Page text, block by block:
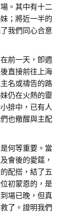
。其中有十二
；將近一半的
我們同心合意
前一天，卽週
直接前往上海
名或禱告的路
仍在火熱的靈
排中，已有人
也儆醒與主配
何等重要。當
會後的愛筵，
配搭，結了五
初蒙恩的，是
場已晚，但真
了。證明我們